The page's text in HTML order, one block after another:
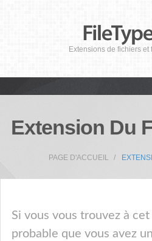
Extensions de fichiers et
Extension Du
PAGE D'ACCUEIL
Si vous vous trouvez à
probable que vous avez